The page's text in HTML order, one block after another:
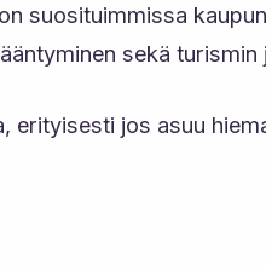
suosituimmissa
sekä
erityisesti jos asuu